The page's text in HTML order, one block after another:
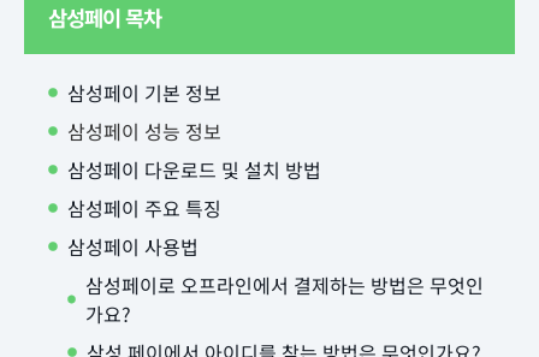
삼성페이 목차
삼성페이 기본 정보
삼성페이 성능 정보
삼성페이 다운로드 및 설치 방법
삼성페이 주요 특징
삼성페이 사용법
삼성페이로 오프라인에서 결제하는 방법은 무엇인
가요?